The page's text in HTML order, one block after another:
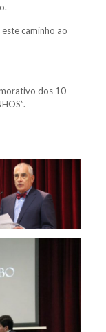
caminho ao
dos 10